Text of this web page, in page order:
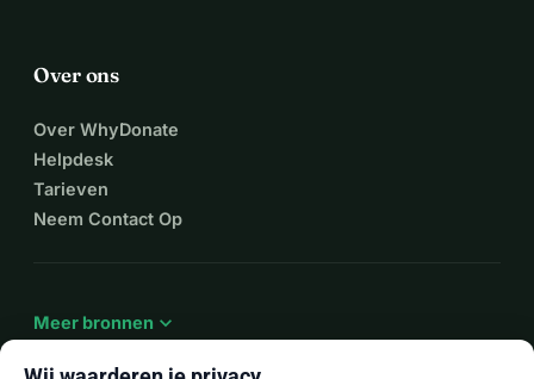
Over ons
Over WhyDonate
Helpdesk
Tarieven
Neem Contact Op
Meer bronnen expand_more